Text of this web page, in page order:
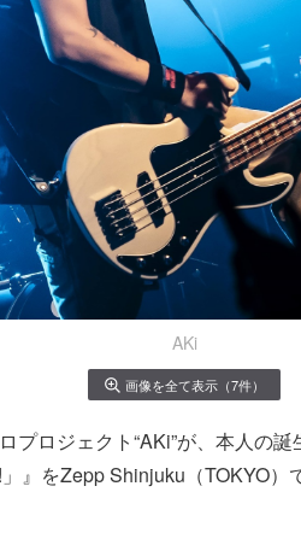
AKi
画像を全て表示（7件）
プロジェクト“AKi”が、本人の
』をZepp Shinjuku（TOKYO）